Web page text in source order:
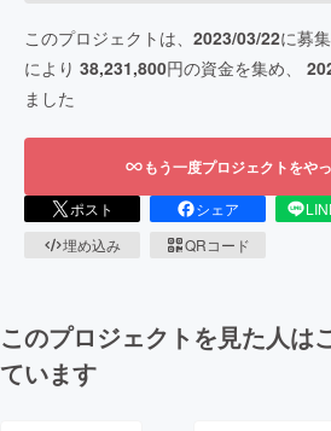
このプロジェクトは、 2023/03/22に募
により 38,231,800円の資金を集め、
ました
もう一度プロジェクトをや
ポスト シェア
埋め込み
QRコード
このプロジェクトを見た人は
ています